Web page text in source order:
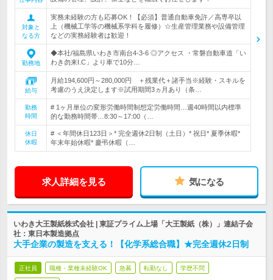
対象と
なる方
実務未経験の方も応募OK！【必須】普通自動車免許／高専卒以
上（機械工学等の機械系学科を履修）☆生産管理業務や設備管理
などの実務経験者は歓迎！
勤務地
◆本社/福島県いわき市南台4-3-6 ◎アクセス ・常磐自動車道「い
わき勿来I.C」より車で10分…
給与
月給194,600円～280,000円 ＋残業代＋諸手当※経験・スキルを
考慮のうえ決定します※試用期間3ヵ月あり（条…
勤務
時間
# 1ヶ月単位の変形労働時間制想定労働時間…週40時間以内標準
的な勤務時間帯…8:30～17:00（…
休日
休暇
# ＜年間休日123日＞* 完全週休2日制（土日）* 祝日* 夏季休暇*
年末年始休暇* 慶弔休暇（…
求人詳細を見る 気になる
いわき大王製紙株式会社 | 東証プライム上場「大王製紙（株）」連結子会
社：東日本製造拠点
大手企業の製造を支える！【化学系総合職】★完全週休2日制
正社員 職種・業種未経験OK 急募 転勤なし 学歴不問